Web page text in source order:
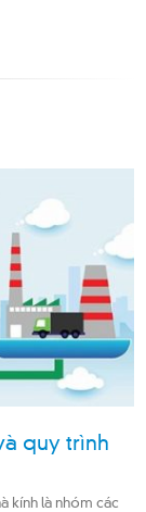
quy trình
kính là nhóm các